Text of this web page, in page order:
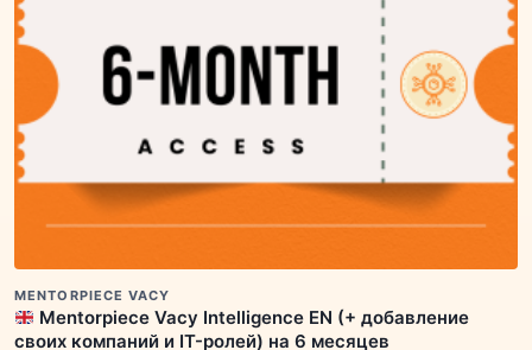
MENTORPIECE VACY
Mentorpiece Vacy Intelligence EN (+ добавление
своих компаний и IT-ролей) на 6 месяцев